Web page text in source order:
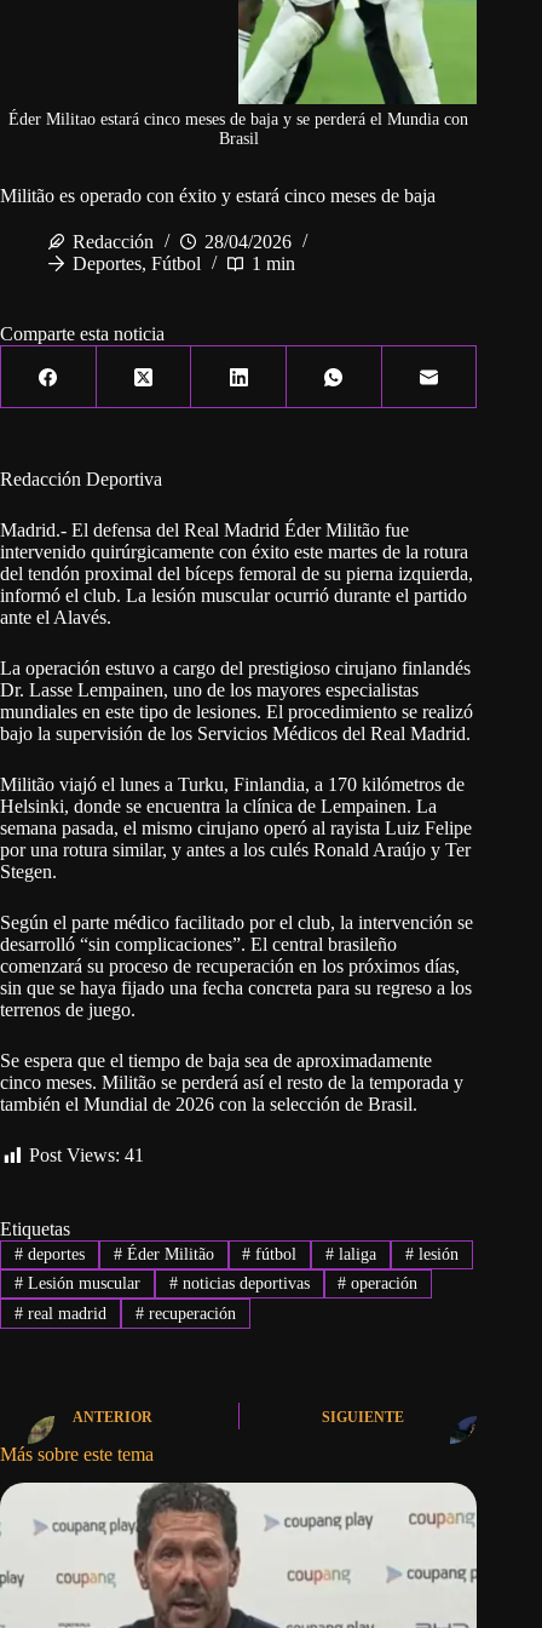
Éder Militao estará cinco meses de baja y se perderá el Mundia con
Brasil
Militão es operado con éxito y estará cinco meses de baja
Redacción
28/04/2026
Deportes, Fútbol 1 min
Comparte esta noticia
Redacción Deportiva
Madrid.- El defensa del Real Madrid Éder Militão fue
intervenido quirúrgicamente con éxito este martes de la rotura
del tendón proximal del bíceps femoral de su pierna izquierda,
informó el club. La lesión muscular ocurrió durante el partido
ante el Alavés.
La operación estuvo a cargo del prestigioso cirujano finlandés
Dr. Lasse Lempainen, uno de los mayores especialistas
mundiales en este tipo de lesiones. El procedimiento se realizó
bajo la supervisión de los Servicios Médicos del Real Madrid.
Militão viajó el lunes a Turku, Finlandia, a 170 kilómetros de
Helsinki, donde se encuentra la clínica de Lempainen. La
semana pasada, el mismo cirujano operó al rayista Luiz Felipe
por una rotura similar, y antes a los culés Ronald Araújo y Ter
Stegen.
Según el parte médico facilitado por el club, la intervención se
desarrolló “sin complicaciones”. El central brasileño
comenzará su proceso de recuperación en los próximos días,
sin que se haya fijado una fecha concreta para su regreso a los
terrenos de juego.
Se espera que el tiempo de baja sea de aproximadamente
cinco meses. Militão se perderá así el resto de la temporada y
también el Mundial de 2026 con la selección de Brasil.
Post Views: 41
Etiquetas
#deportes #Éder Militão # fútbol # laliga # lesión
#Lesión muscular #noticias deportivas # operación
#real madrid #recuperación
ANTERIOR SIGUIENTE
Más sobre este tema